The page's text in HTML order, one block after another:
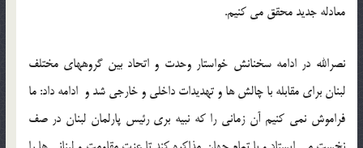
معادله جدید محقق می کنیم.‬‎
نصرالله در ادامه سخنانش خواستار وحدت و اتحاد بین گروههای مختلف
لبنان برای مقابله با چالش ها و تهدیدات داخلی و خارجی شد و ادامه داد: ما
فراموش نمی کنیم آن زمانی را که نبیه بری رئیس پارلمان لبنان در صف